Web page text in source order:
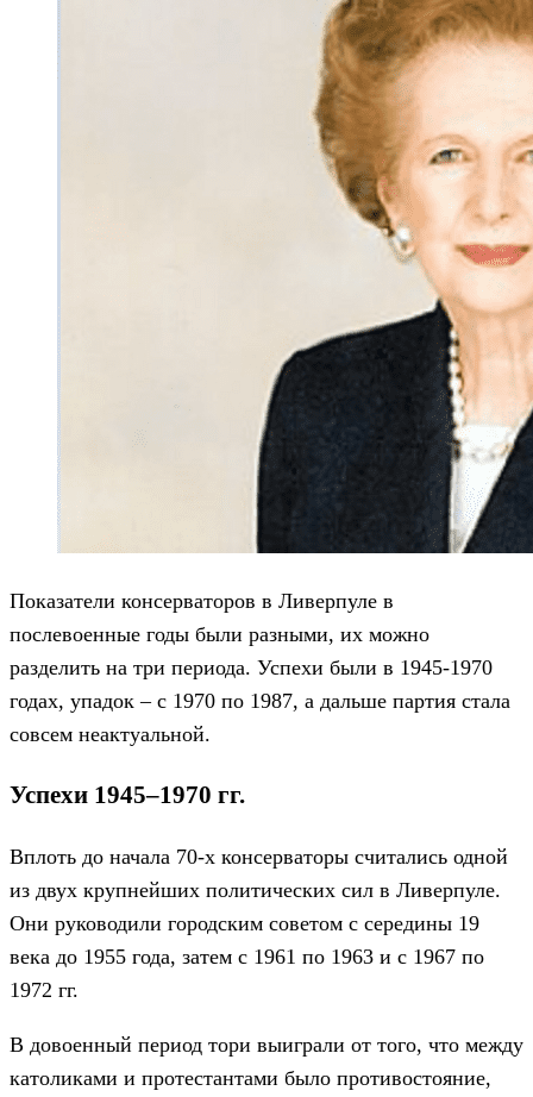
Показатели консерваторов в Ливерпуле в
послевоенные годы были разными, их можно
разделить на три периода. Успехи были в 1945-1970
годах, упадок – с 1970 по 1987, а дальше партия стала
совсем неактуальной.
Успехи 1945–1970 гг.
Вплоть до начала 70-х консерваторы считались одной
из двух крупнейших политических сил в Ливерпуле.
Они руководили городским советом с середины 19
века до 1955 года, затем с 1961 по 1963 и с 1967 по
1972 гг.
В довоенный период тори выиграли от того, что между
католиками и протестантами было противостояние,